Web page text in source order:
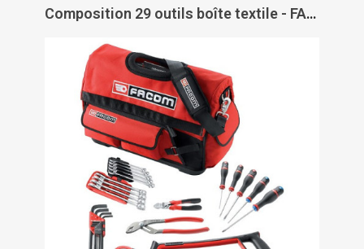
Composition 29 outils boîte textile - FACOM